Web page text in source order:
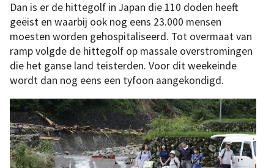
Dan is er de hittegolf in Japan die 110 doden heeft
geëist en waarbij ook nog eens 23.000 mensen
moesten worden gehospitaliseerd. Tot overmaat van
ramp volgde de hittegolf op massale overstromingen
die het ganse land teisterden. Voor dit weekeinde
wordt dan nog eens een tyfoon aangekondigd.